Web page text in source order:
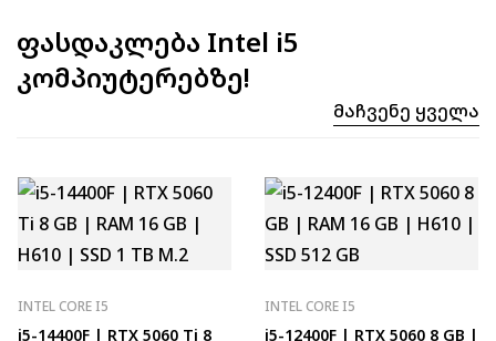
ფასდაკლება Intel i5
კომპიუტერებზე!
Მაჩვენე Ყველა
INTEL CORE I5
i5-14400F | RTX 5060 Ti 8
INTEL CORE I5
i5-12400F | RTX 5060 8 GB |